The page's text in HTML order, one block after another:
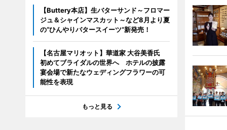
【Buttery本店】生バターサンド～フロマー
ジュ＆シャインマスカット～など8月より夏
の“ひんやりバタースイーツ”新発売！
【名古屋マリオット】華道家 大谷美香氏
初めてブライダルの世界へ ホテルの披露
宴会場で新たなウェディングフラワーの可
能性を表現
もっと見る